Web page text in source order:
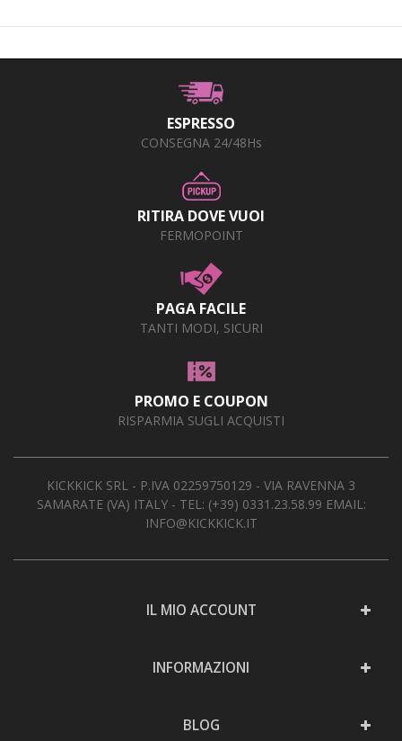
ESPRESSO
CONSEGNA 24/48Hs
RITIRA DOVE VUOI
FERMOPOINT
PAGA FACILE
TANTI MODI, SICURI
PROMO E COUPON
RISPARMIA SUGLI ACQUISTI
KICKKICK SRL - P.IVA 02259750129 - VIA RAVENNA 3
SAMARATE (VA) ITALY - TEL: (+39) 0331.23.58.99 EMAIL:
INFO@KICKKICK.IT
IL MIO ACCOUNT
INFORMAZIONI
BLOG